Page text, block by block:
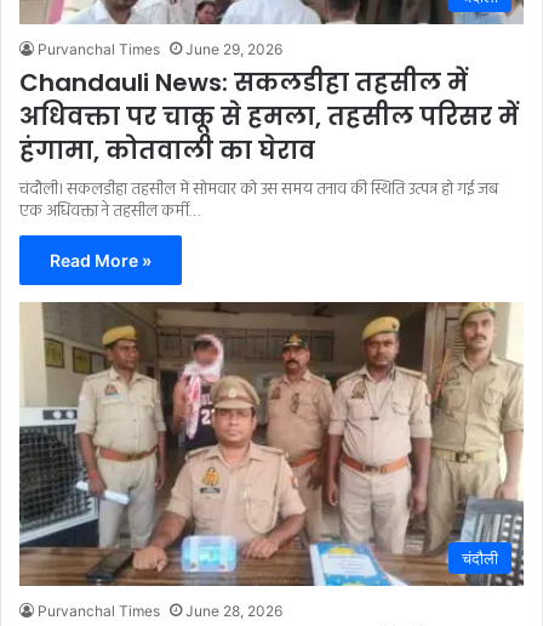
Purvanchal Times June 29, 2026
Chandauli News: सकलडीहा तहसील में
अधिवक्ता पर चाकू से हमला, तहसील परिसर में
हंगामा, कोतवाली का घेराव
चंदौली। सकलडीहा तहसील में सोमवार को उस समय तनाव की स्थिति उत्पन्न हो गई जब
एक अधिवक्ता ने तहसील कर्मी…
Read More »
चंदौली
Purvanchal Times June 28, 2026